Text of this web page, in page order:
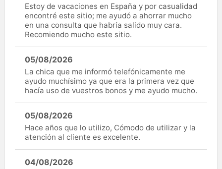
Estoy de vacaciones en España y por casualidad
encontré este sitio; me ayudó a ahorrar mucho
en una consulta que habría salido muy cara.
Recomiendo mucho este sitio.
05/08/2026
La chica que me informó telefónicamente me
ayudo muchísimo ya que era la primera vez que
hacía uso de vuestros bonos y me ayudo mucho.
05/08/2026
Hace años que lo utilizo, Cómodo de utilizar y la
atención al cliente es excelente.
04/08/2026